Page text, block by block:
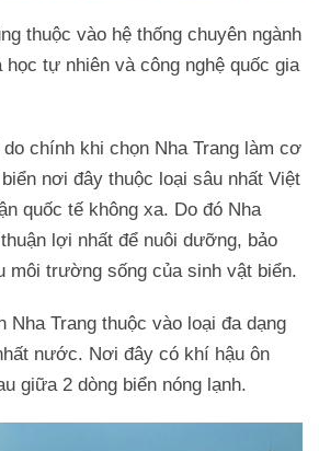
thuộc vào hệ thống chuyên ngành
học tự nhiên và công nghệ quốc gia
chính khi chọn Nha Trang làm cơ
nơi đây thuộc loại sâu nhất Việt
quốc tế không xa. Do đó Nha
lợi nhất để nuôi dưỡng, bảo
môi trường sống của sinh vật biển.
Nha Trang thuộc vào loại đa dạng
nước. Nơi đây có khí hậu ôn
giữa 2 dòng biển nóng lạnh.